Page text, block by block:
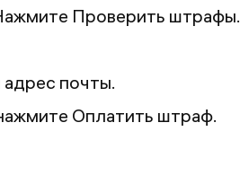
Проверить штрафы.
почты.
Оплатить штраф.